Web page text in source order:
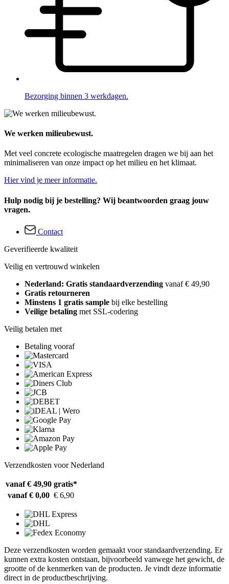
Bezorging binnen 3 werkdagen.
We werken milieubewust.
Met veel concrete ecologische maatregelen dragen we bij aan het
minimaliseren van onze impact op het milieu en het klimaat.
Hier vind je meer informatie.
Hulp nodig bij je bestelling? Wij beantwoorden graag jouw
vragen.
Contact
Geverifieerde kwaliteit
Veilig en vertrouwd winkelen
Nederland: Gratis standaardverzending vanaf € 49,90
Gratis retourneren
Minstens 1 gratis sample bij elke bestelling
Veilige betaling met SSL-codering
Veilig betalen met
Betaling vooraf
Verzendkosten voor Nederland
vanaf € 49,90 gratis*
vanaf € 0,00 € 6,90
Deze verzendkosten worden gemaakt voor standaardverzending. Er
kunnen extra kosten ontstaan, bijvoorbeeld vanwege het gewicht, de
grootte of de kenmerken van de producten. Je vindt deze informatie
direct in de productbeschrijving.